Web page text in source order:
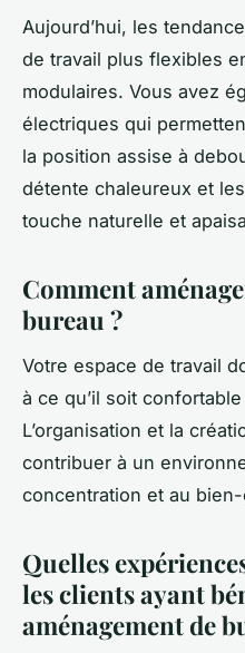
Aujourd’hui, les
de travail plus flexibles
modulaires. Vous avez
électriques qui
la position assise à
détente chaleureux et
touche naturelle et
Comment
bureau ?
Votre espace de travail
à ce qu’il soit
L’organisation et la
contribuer à un
concentration et au
Quelles
les clients ayant
aménagement de